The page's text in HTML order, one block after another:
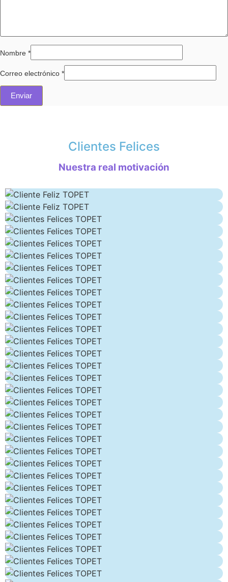
Nombre *
Correo electrónico *
Clientes Felices
Nuestra real motivación